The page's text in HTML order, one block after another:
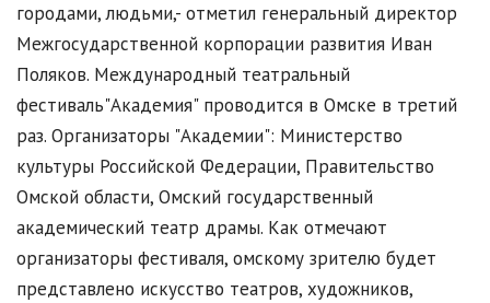
городами, людьми,- отметил генеральный директор
Межгосударственной корпорации развития Иван
Поляков. Международный театральный
фестиваль"Академия" проводится в Омске в третий
раз. Организаторы "Академии": Министерство
культуры Российской Федерации, Правительство
Омской области, Омский государственный
академический театр драмы. Как отмечают
организаторы фестиваля, омскому зрителю будет
представлено искусство театров, художников,